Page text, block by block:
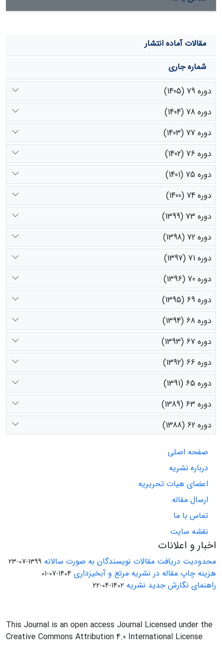
مقالات آماده انتشار
شماره جاری
دوره 79 (1405)
دوره 78 (1404)
دوره 77 (1403)
دوره 76 (1402)
دوره 75 (1401)
دوره 74 (1400)
دوره 73 (1399)
دوره 72 (1398)
دوره 71 (1397)
دوره 70 (1396)
دوره 69 (1395)
دوره 68 (1394)
دوره 67 (1393)
دوره 66 (1392)
دوره 65 (1391)
دوره 63 (1389)
دوره 62 (1388)
صفحه اصلی
درباره نشریه
اعضای هیات تحریریه
ارسال مقاله
تماس با ما
نقشه سایت
اخبار و اعلانات
محدودیت دریافت مقالات نویسندگان به صورت سالانه 1399-07-23
هزینه چاپ مقاله در نشریه مرتع و آبخیزداری 1404-07-01
راهنمای نگارش جدید نشریه 1402-04-22
This Journal is an open access Journal Licensed under the
Creative Commons Attribution 4.0 International License